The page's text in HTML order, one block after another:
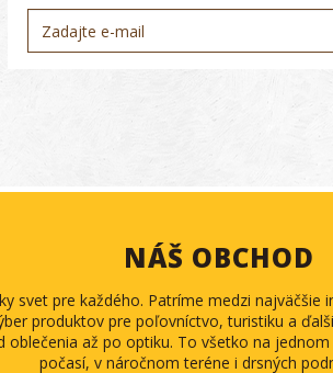
NÁŠ OBCHOD
svet pre každého. Patríme medzi
produktov pre poľovníctvo, turistiku a
oblečenia až po optiku. To všetko na
počasí, v náročnom teréne i drsných